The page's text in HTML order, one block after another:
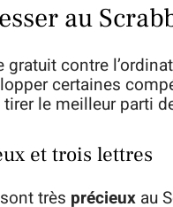
au
contre
certaines
le meilleur parti
et trois lettres
très précieux au